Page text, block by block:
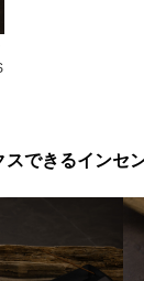
スできるインセ